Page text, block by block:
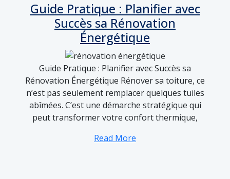
Guide Pratique : Planifier avec
Succès sa Rénovation
Énergétique
Guide Pratique : Planifier avec Succès sa
Rénovation Énergétique Rénover sa toiture, ce
n’est pas seulement remplacer quelques tuiles
abîmées. C’est une démarche stratégique qui
peut transformer votre confort thermique,
Read More